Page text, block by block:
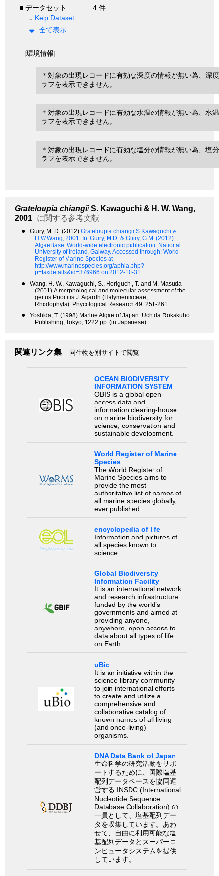
■ データセット
4 件
Kelp Dataset
全て表示
[環境情報]
＊対象の出現レコードに有効な深度の情報が無い為、深
ラフを表示できません。
＊対象の出現レコードに有効な水温の情報が無い為、水
ラフを表示できません。
＊対象の出現レコードに有効な塩分の情報が無い為、塩
ラフを表示できません。
Grateloupia chiangiiS. Kawaguchi & H. W. Wang,
2001 に関する参考文献
● Guiry, M. D. (2012) Grateloupia chiangii S.Kawaguchi &
H.W.Wang, 2001. In: Guiry, M.D. & Guiry, G.M. (2012).
AlgaeBase. World-wide electronic publication, National
University of Ireland, Galway. Accessed through: World
Register of Marine Species at
http://www.marinespecies.org/aphia.php?
p=taxdetails&id=376966 on 2012-10-31.
●
Wang, H. W., Kawaguchi, S., Horiguchi, T. and M. Masuda
(2001) A morphological and molecular assessment of the
genus Prionitis J. Agardh (Halymeniaceae,
Rhodophyta). Phycological Research 49: 251-261.
●
Yoshida, T. (1998) Marine Algae of Japan. Uchida Rokakuho
Publishing, Tokyo, 1222 pp. (in Japanese).
関連リンク集 同生物を別サイトで閲覧
OCEAN BIODIVERSITY
INFORMATION SYSTEM
OBIS is a global open-
access data and
information clearing-house
on marine biodiversity for
science, conservation and
sustainable development.
World Register of Marine
Species
The World Register of
Marine Species aims to
provide the most
authoritative list of names of
all marine species globally,
ever published.
encyclopedia of life
Information and pictures of
all species known to
science.
Global Biodiversity
Information Facility
It is an international network
and research infrastructure
funded by the world’s
governments and aimed at
providing anyone,
anywhere, open access to
data about all types of life
on Earth.
uBio
It is an initiative within the
science library community
to join international efforts
to create and utilize a
comprehensive and
collaborative catalog of
known names of all living
(and once-living)
organisms.
DNA Data Bank of Japan
生命科学の研究活動をサポ
ートするために、国際塩基
配列データベースを協同運
営する INSDC (International
Nucleotide Sequence
Database Collaboration) の
一員として、塩基配列デー
タを収集しています。あわ
せて、自由に利用可能な塩
基配列データとスーパーコ
ンピュータシステムを提供
しています。